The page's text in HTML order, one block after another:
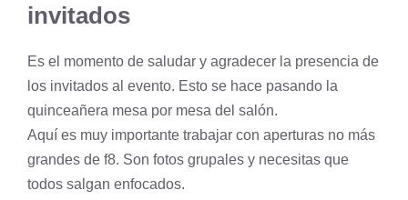
invitados
Es el momento de saludar y agradecer la presencia de
los invitados al evento. Esto se hace pasando la
quinceañera mesa por mesa del salón.
Aquí es muy importante trabajar con aperturas no más
grandes de f8. Son fotos grupales y necesitas que
todos salgan enfocados.